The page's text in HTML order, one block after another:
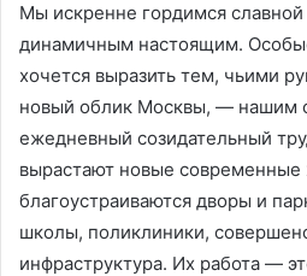
Мы искренне гордимся
динамичным настоящим.
хочется выразить тем, чьими
новый облик Москвы, — нашим
ежедневный созидательный
вырастают новые
благоустраиваются дворы и
школы, поликлиники,
инфраструктура. Их работа —